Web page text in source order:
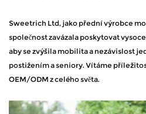
Sweetrich Ltd, jako přední výrobce
společnost zavázala poskytovat
aby se zvýšila mobilita a nezávislost
postižením a seniory. Vítáme
OEM/ODM z celého světa.